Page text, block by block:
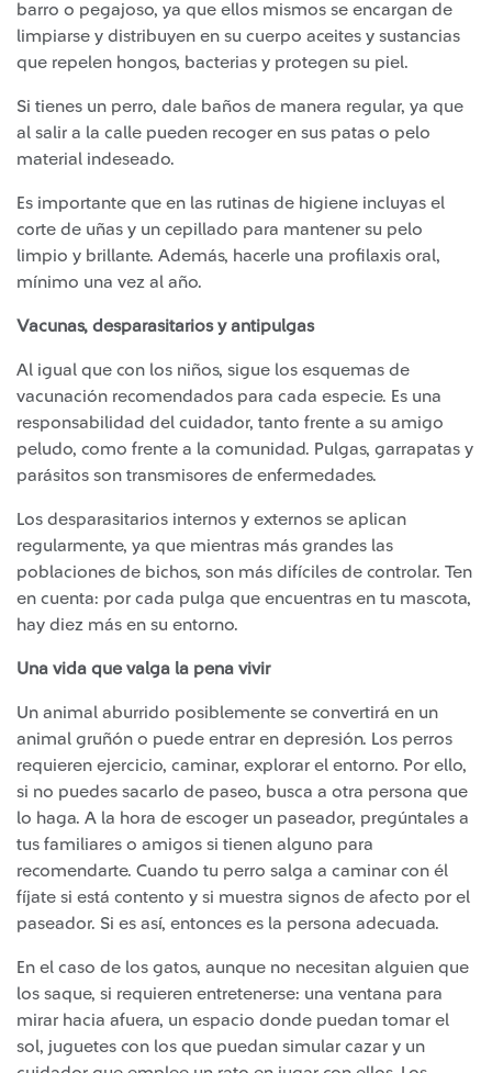
barro o pegajoso, ya que ellos mismos se encargan de
limpiarse y distribuyen en su cuerpo aceites y sustancias
que repelen hongos, bacterias y protegen su piel.
Si tienes un perro, dale baños de manera regular, ya que
al salir a la calle pueden recoger en sus patas o pelo
material indeseado.
Es importante que en las rutinas de higiene incluyas el
corte de uñas y un cepillado para mantener su pelo
limpio y brillante. Además, hacerle una profilaxis oral,
mínimo una vez al año.
Vacunas, desparasitarios y antipulgas
Al igual que con los niños, sigue los esquemas de
vacunación recomendados para cada especie. Es una
responsabilidad del cuidador, tanto frente a su amigo
peludo, como frente a la comunidad. Pulgas, garrapatas y
parásitos son transmisores de enfermedades.
Los desparasitarios internos y externos se aplican
regularmente, ya que mientras más grandes las
poblaciones de bichos, son más difíciles de controlar. Ten
en cuenta: por cada pulga que encuentras en tu mascota,
hay diez más en su entorno.
Una vida que valga la pena vivir
Un animal aburrido posiblemente se convertirá en un
animal gruñón o puede entrar en depresión. Los perros
requieren ejercicio, caminar, explorar el entorno. Por ello,
si no puedes sacarlo de paseo, busca a otra persona que
lo haga. A la hora de escoger un paseador, pregúntales a
tus familiares o amigos si tienen alguno para
recomendarte. Cuando tu perro salga a caminar con él
fíjate si está contento y si muestra signos de afecto por el
paseador. Si es así, entonces es la persona adecuada.
En el caso de los gatos, aunque no necesitan alguien que
los saque, si requieren entretenerse: una ventana para
mirar hacia afuera, un espacio donde puedan tomar el
sol, juguetes con los que puedan simular cazar y un